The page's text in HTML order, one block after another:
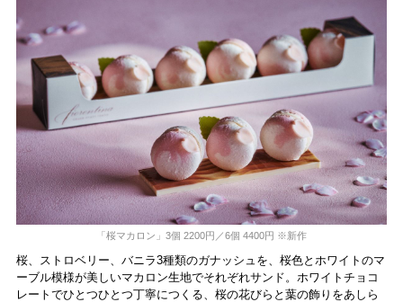
「桜マカロン」3個 2200円／6個 4400円 ※新作
桜、ストロベリー、バニラ3種類のガナッシュを、桜色とホワイトのマ
ーブル模様が美しいマカロン生地でそれぞれサンド。ホワイトチョコ
レートでひとつひとつ丁寧につくる、桜の花びらと葉の飾りをあしら